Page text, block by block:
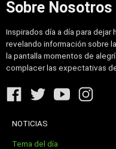
Sobre Nosotros
Inspirados día a día para dejar
revelando información sobre
la pantalla momentos de
complacer las expectativas
NOTICIAS
Tema del día